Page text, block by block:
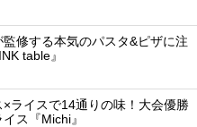
修する本気のパスタ&ピザに注
table』
ライスで14通りの味！大会優勝
ス『Michi』